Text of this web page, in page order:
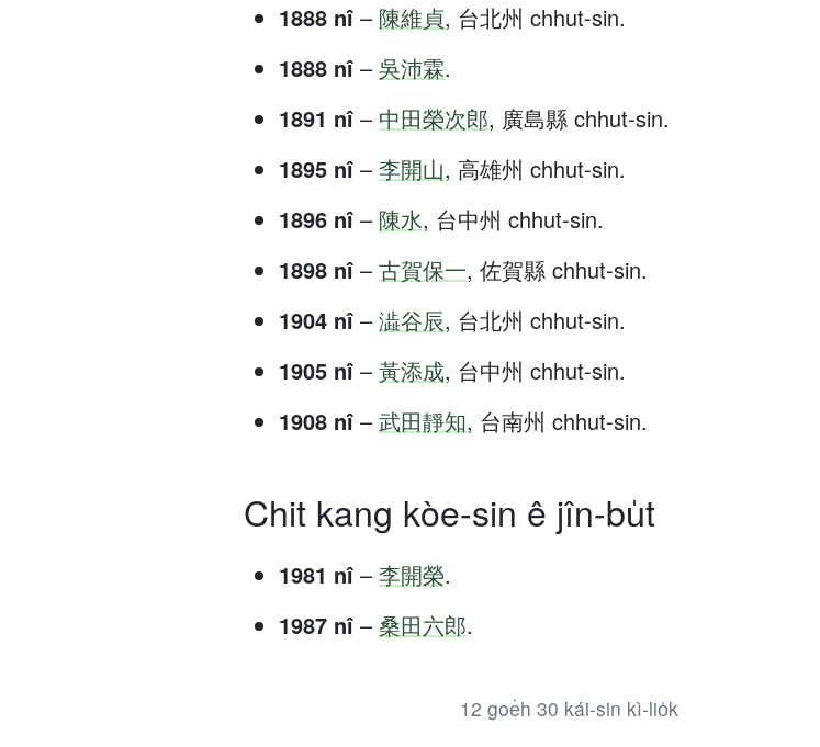
1888 nî – 陳維貞, 台北州 chhut-sin.
1888 nî – 吳沛霖.
1891 nî – 中田榮次郎, 廣島縣 chhut-sin.
1895 nî – 李開山, 高雄州 chhut-sin.
1896 nî – 陳水, 台中州 chhut-sin.
1898 nî – 古賀保一, 佐賀縣 chhut-sin.
1904 nî – 澁谷辰, 台北州 chhut-sin.
1905 nî – 黃添成, 台中州 chhut-sin.
1908 nî – 武田靜知, 台南州 chhut-sin.
Chit kang kòe-sin ê jîn-bu̍t
1981 nî – 李開榮.
1987 nî – 桑田六郎.
12 goe̍h 30 kái-sin kì-lio̍k